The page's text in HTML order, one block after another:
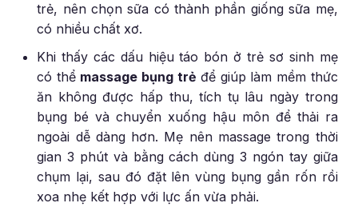
trẻ, nên chọn sữa có thành phần giống sữa mẹ,
có nhiều chất xơ.
Khi thấy các dấu hiệu táo bón ở trẻ sơ sinh mẹ
có thể massage bụng trẻ để giúp làm mềm thức
ăn không được hấp thu, tích tụ lâu ngày trong
bụng bé và chuyển xuống hậu môn để thải ra
ngoài dễ dàng hơn. Mẹ nên massage trong thời
gian 3 phút và bằng cách dùng 3 ngón tay giữa
chụm lại, sau đó đặt lên vùng bụng gần rốn rồi
xoa nhẹ kết hợp với lực ấn vừa phải.